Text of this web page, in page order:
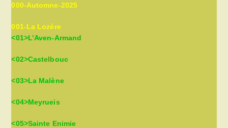
000-Automne-2025
001-La Lozère
<01>L’Aven-Armand
<02>Castelbouc
<03>La Malène
<04>Meyrueis
<05>Sainte Enimie